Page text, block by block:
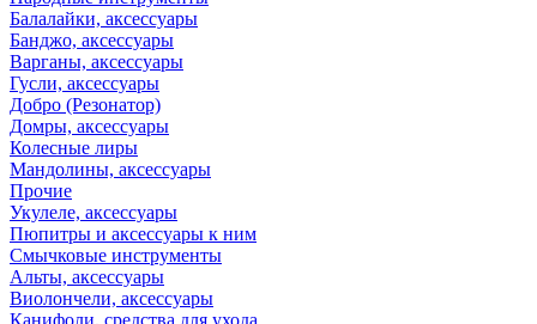
Балалайки, аксессуары
Банджо, аксессуары
Варганы, аксессуары
Гусли, аксессуары
Добро (Резонатор)
Домры, аксессуары
Колесные лиры
Мандолины, аксессуары
Прочие
Укулеле, аксессуары
Пюпитры и аксессуары к ним
Смычковые инструменты
Альты, аксессуары
Виолончели, аксессуары
Канифоли, средства для ухода